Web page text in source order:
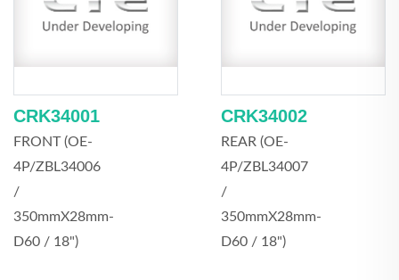
CRK34001
FRONT (OE-
4P/ZBL34006
/
350mmX28mm-
D60 / 18")
CRK34002
REAR (OE-
4P/ZBL34007
/
350mmX28mm-
D60 / 18")